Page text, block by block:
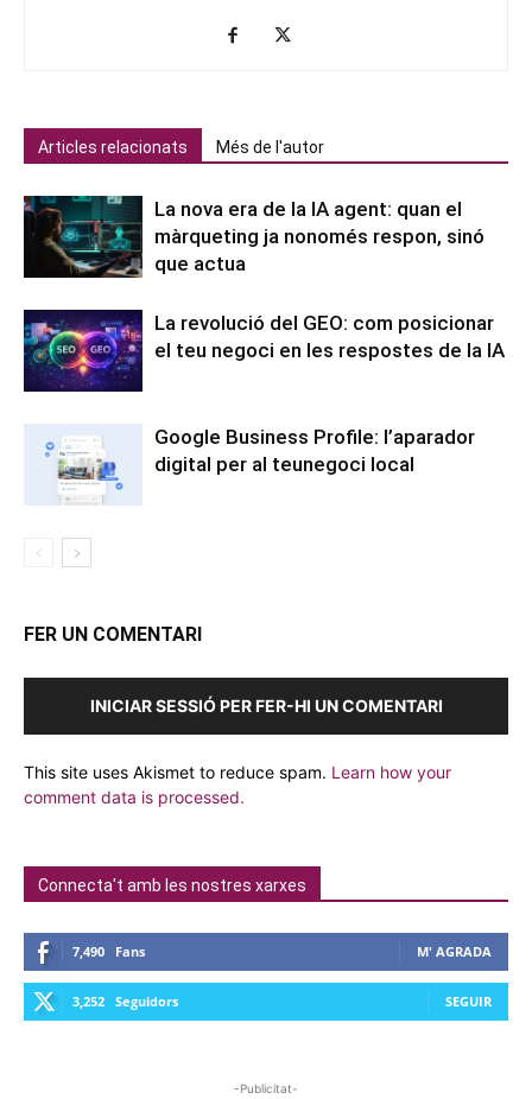
Articles relacionats Més de l'autor
La nova era de la IA agent: quan el
màrqueting ja nonomés respon, sinó
que actua
La revolució del GEO: com posicionar
el teu negoci en les respostes de la IA
Google Business Profile: l’aparador
digital per al teunegoci local
FER UN COMENTARI
INICIAR SESSIÓ PER FER-HI UN COMENTARI
This site uses Akismet to reduce spam. Learn how your
comment data is processed.
Connecta't amb les nostres xarxes
7,490 Fans M' AGRADA
3,252 Seguidors SEGUIR
-Publicitat-